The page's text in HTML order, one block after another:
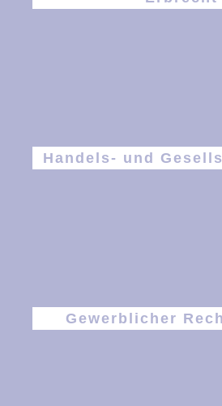
Handels- und
Gewerblicher